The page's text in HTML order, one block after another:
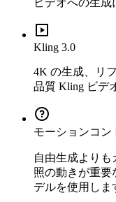
ビデオへの生成
Kling 3.0
4K の生成、リ
品質 Kling ビデ
モーションコン
自由生成より
照の動きが重要
デルを使用しま